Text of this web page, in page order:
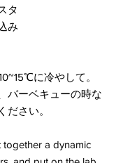
タ
み
に冷やして。
バーベキューの時な
ださい。
a dynamic